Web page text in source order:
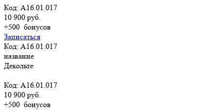
Код: A16.01.017
10 900 руб.
+500 бонусов
Записаться
Код: A16.01.017
название
Декольте
Код: A16.01.017
10 900 руб.
+500 бонусов